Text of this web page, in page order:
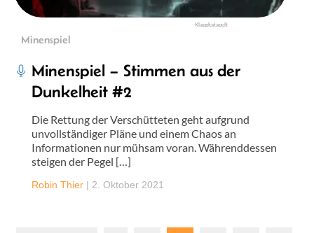
Klappkatapult
Minenspiel
Minenspiel – Stimmen aus der
Dunkelheit #2
Die Rettung der Verschütteten geht aufgrund
unvollständiger Pläne und einem Chaos an
Informationen nur mühsam voran. Währenddessen
steigen der Pegel […]
Robin Thier | 2. Oktober 2021